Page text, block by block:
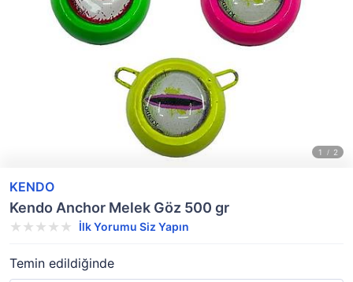
KENDO
Kendo Anchor Melek Göz 500 gr
İlk Yorumu Siz Yapın
Temin edildiğinde